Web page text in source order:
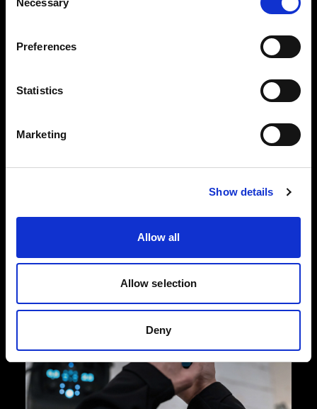
Selection
Preferences
Statistics
Marketing
Show details
Allow all
Allow selection
Deny
stop da 2,4 fino a 2400 Ws; disporrai inoltre di
Costruito per durare con prestazioni coerenti
elevati con un’incredibile coerenza. Costruito
con ingegneria e abilità senza compromessi, è